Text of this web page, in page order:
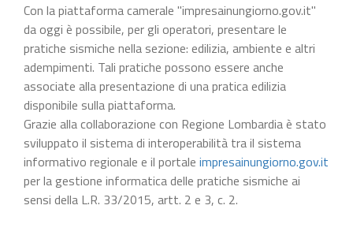
Con la piattaforma camerale "impresainungiorno.gov.it"
da oggi è possibile, per gli operatori, presentare le
pratiche sismiche nella sezione: edilizia, ambiente e altri
adempimenti. Tali pratiche possono essere anche
associate alla presentazione di una pratica edilizia
disponibile sulla piattaforma.
Grazie alla collaborazione con Regione Lombardia è stato
sviluppato il sistema di interoperabilità tra il sistema
informativo regionale e il portale impresainungiorno.gov.it
per la gestione informatica delle pratiche sismiche ai
sensi della L.R. 33/2015, artt. 2 e 3, c. 2.